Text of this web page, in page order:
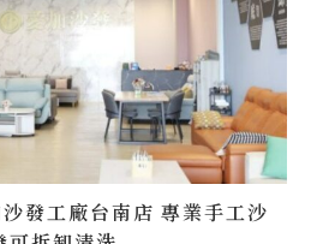
發工廠台南店 專業手工沙